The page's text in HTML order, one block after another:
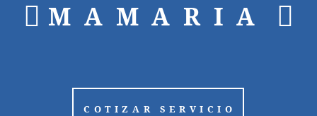
MAMARIA
COTIZAR SERVICIO